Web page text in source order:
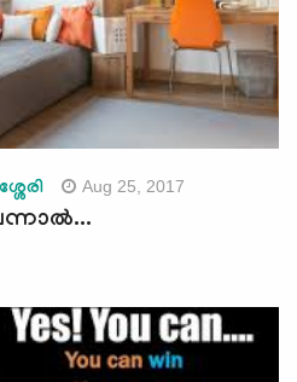
Aug 25, 2017